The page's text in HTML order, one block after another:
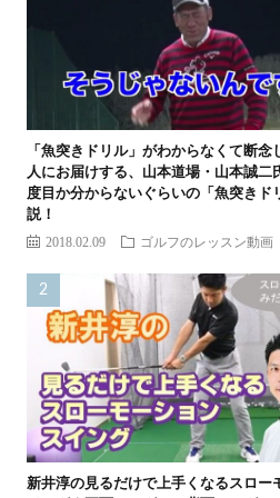
「魚突きドリル」がわからなくて断念
人にお届けする、山本道場・山本誠二
度目か分からないぐらいの「魚突きド
説！
2018.02.09 ゴルフのレッスン動画
新井淳の見るだけで上手くなるスロー